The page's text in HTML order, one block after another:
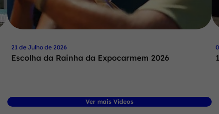
21 de Julho de 2026
Escolha da Rainha da Expocarmem 2026
Ver mais Vídeos